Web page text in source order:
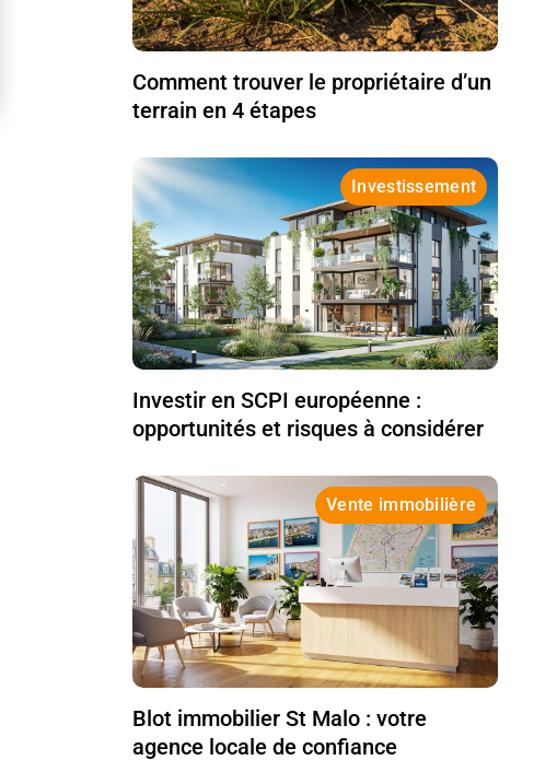
Comment trouver le propriétaire d’un
terrain en 4 étapes
Investissement
Investir en SCPI européenne :
opportunités et risques à considérer
Vente immobilière
Blot immobilier St Malo : votre
agence locale de confiance